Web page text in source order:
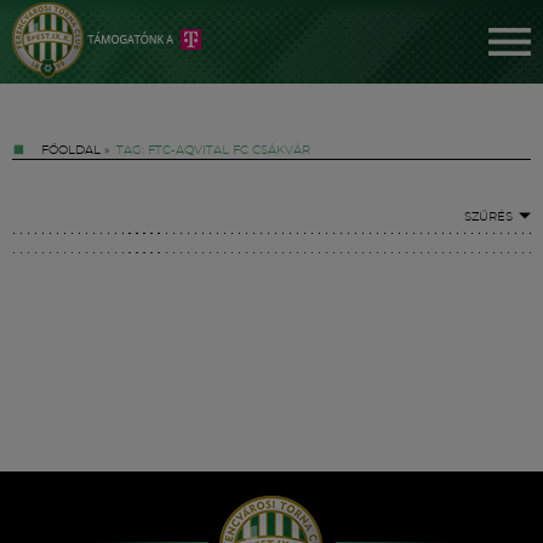
FŐOLDAL » TAG: FTC-AQVITAL FC CSÁKVÁR
SZŰRÉS
Hírek